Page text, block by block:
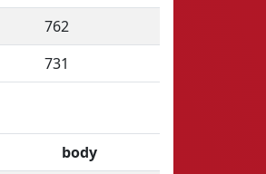
762
731
body